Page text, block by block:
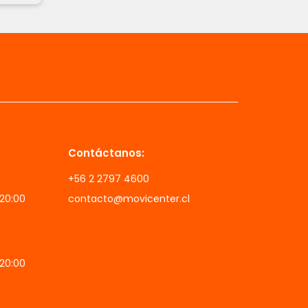
Contáctanos:
+56 2 2797 4600
contacto@movicenter.cl